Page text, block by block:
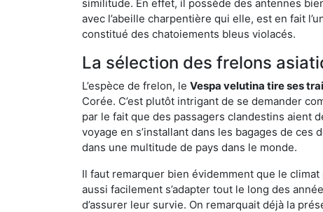
similitude. En effet, il possède des antennes
avec l’abeille charpentière qui elle, est en fait
constitué des chatoiements bleus violacés.
La sélection des frelons
L’espèce de frelon, le Vespa velutina tire ses
Corée. C’est plutôt intrigant de se demander
par le fait que des passagers clandestins aient
voyage en s’installant dans les bagages de
dans une multitude de pays dans le monde.
Il faut remarquer bien évidemment que le
aussi facilement s’adapter tout le long des
d’assurer leur survie. On remarquait déjà la